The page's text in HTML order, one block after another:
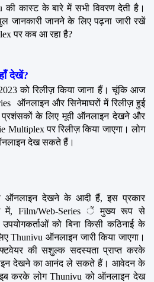
कास्ट के बारे में सभी विवरण देती है।
जानकारी जानने के लिए पढ़ना जारी रखें
पर कब आ रहा है?
देखें?
को रिलीज़ किया जाना हैं। चूंकि आज
ऑनलाइन और सिनेमाघरों में रिलीज़ हुई
के लिए मूवी ऑनलाइन देखने और
पर रिलीज़ किया जाएगा। लोग
देख सकते हैं।
ऑनलाइन देखने के आदी हैं, इस प्रकार
में, Film/Web-Series ें मुख्य रूप से
को बिना किसी कठिनाई के
Thunivu ऑनलाइन जारी किया जाएगा।
की सशुल्क सदस्यता प्राप्त करके
देखने का आनंद ले सकते हैं। आवेदन के
करके लोग Thunivu को ऑनलाइन देख